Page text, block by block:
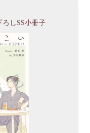
しSS小冊子